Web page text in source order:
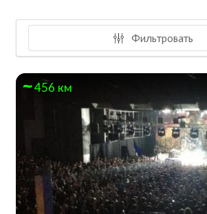
Фильтровать
456 км